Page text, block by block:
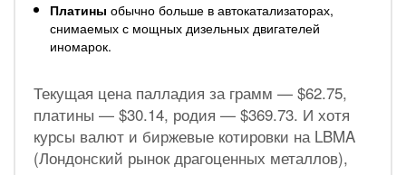
Платины обычно больше в автокатализаторах,
снимаемых с мощных дизельных двигателей
иномарок.
Текущая цена палладия за грамм — $62.75,
платины — $30.14, родия — $369.73. И хотя
курсы валют и биржевые котировки на LBMA
(Лондонский рынок драгоценных металлов),